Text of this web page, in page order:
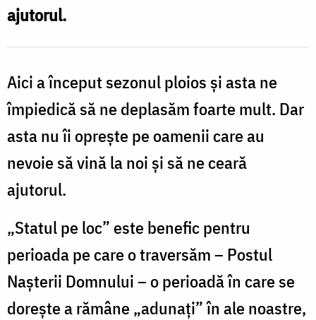
ajutorul.
Aici a început sezonul ploios și asta ne
împiedică să ne deplasăm foarte mult. Dar
asta nu îi oprește pe oamenii care au
nevoie să vină la noi și să ne ceară
ajutorul.
„Statul pe loc” este benefic pentru
perioada pe care o traversăm – Postul
Nașterii Domnului – o perioadă în care se
dorește a rămâne „adunați” în ale noastre,